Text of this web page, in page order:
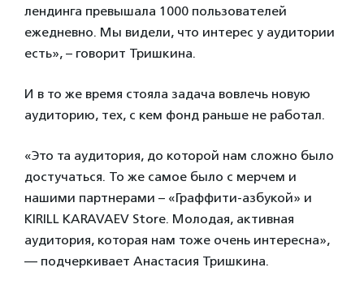
лендинга превышала 1000 пользователей
ежедневно. Мы видели, что интерес у аудитории
есть», – говорит Тришкина.
И в то же время стояла задача вовлечь новую
аудиторию, тех, с кем фонд раньше не работал.
«Это та аудитория, до которой нам сложно было
достучаться. То же самое было с мерчем и
нашими партнерами – «Граффити-азбукой» и
KIRILL KARAVAEV Store. Молодая, активная
аудитория, которая нам тоже очень интересна»,
— подчеркивает Анастасия Тришкина.